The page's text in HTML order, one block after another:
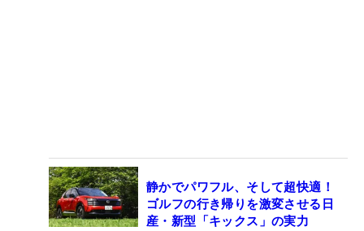
静かでパワフル、そして超快適！
ゴルフの行き帰りを激変させる日
産・新型「キックス」の実力